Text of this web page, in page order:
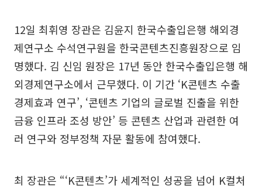
12일 최휘영 장관은 김윤지 한국수출입은행 해외경
제연구소 수석연구원을 한국콘텐츠진흥원장으로 임
명했다. 김 신임 원장은 17년 동안 한국수출입은행 해
외경제연구소에서 근무했다. 이 기간 ‘K콘텐츠 수출
경제효과 연구’, ‘콘텐츠 기업의 글로벌 진출을 위한
금융 인프라 조성 방안’ 등 콘텐츠 산업과 관련한 여
러 연구와 정부정책 자문 활동에 참여했다.
최 장관은 “‘K콘텐츠’가 세계적인 성공을 넘어 K컬처